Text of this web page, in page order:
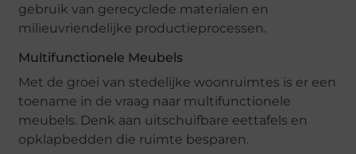
gebruik van gerecyclede materialen en
milieuvriendelijke productieprocessen.
Multifunctionele Meubels
Met de groei van stedelijke woonruimtes is er een
toename in de vraag naar multifunctionele
meubels. Denk aan uitschuifbare eettafels en
opklapbedden die ruimte besparen.